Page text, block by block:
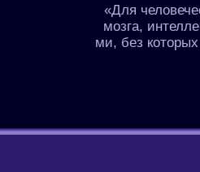
«Для
мозга,
ми, без